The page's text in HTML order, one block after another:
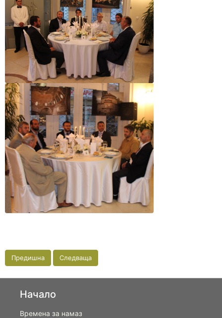
Предишна Следваща
Начало
Времена за намаз